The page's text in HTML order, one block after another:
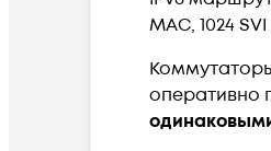
MAC, 1024
оперативно